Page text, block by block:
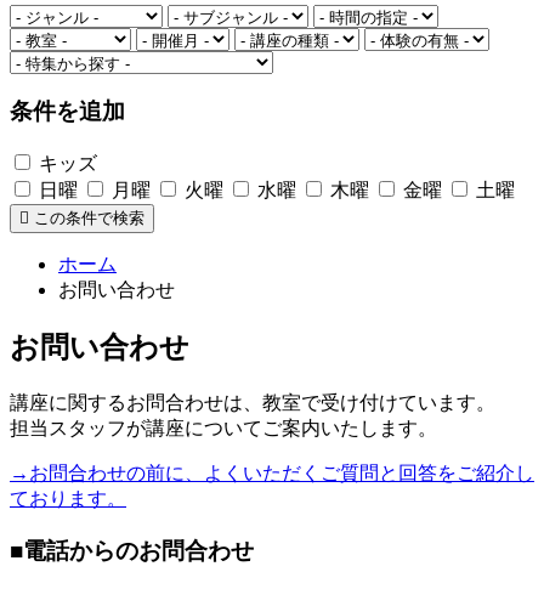
条件を追加
キッズ
日曜
月曜 火曜 水曜 木曜 金曜 土曜
この条件で検索
ホーム
お問い合わせ
お問い合わせ
講座に関するお問合わせは、教室で受け付けています。
担当スタッフが講座についてご案内いたします。
→お問合わせの前に、よくいただくご質問と回答をご紹介し
ております。
■電話からのお問合わせ